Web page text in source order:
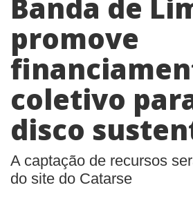
EVENTOS
EMPREGO
ANIVERSÁRIO DAS CIDADES
ANUNCIE
CONTATO
Banda de
promove
coletivo
disco
A captação de recursos
do site do Catarse